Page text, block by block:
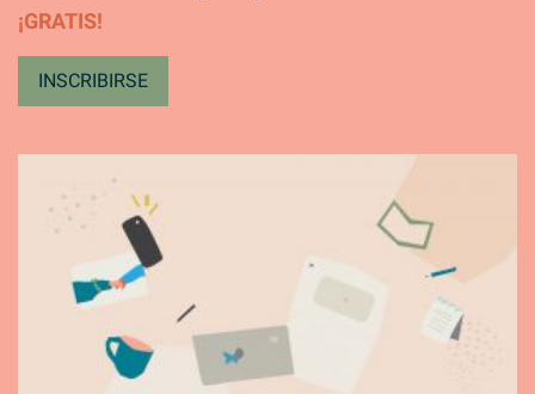
¡GRATIS!
INSCRIBIRSE